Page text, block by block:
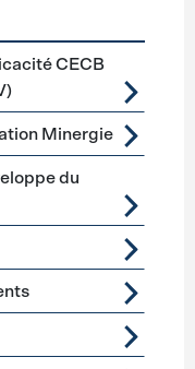
Sanierung
CECB
Minergie
du